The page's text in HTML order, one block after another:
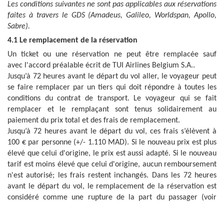
Les conditions suivantes ne sont pas applicables aux réservations
faites à travers le GDS(Amadeus, Galileo, Worldspan, Apollo,
Sabre).
4.1 Le remplacement de la réservation
Un ticket ou une réservation ne peut être remplacée sauf
avec l'accord préalable écrit de
TUI Airlines Belgium S.A..
Jusqu’à 72 heures avant le départ du vol aller, le voyageur peut
se faire remplacer par un tiers qui doit répondre à toutes les
conditions du contrat de transport. Le voyageur qui se fait
remplacer et le remplaçant sont tenus solidairement au
paiement du prix total et des frais de remplacement.
Jusqu’à 72 heures avant le départ du vol, ces frais s’élèvent à
100 € par personne (+/- 1.110 MAD). Si le nouveau prix est plus
élevé que celui d'origine, le prix est aussi adapté. Si le nouveau
tarif est moins élevé que celui d'origine, aucun remboursement
n'est autorisé; les frais restent inchangés. Dans les 72 heures
avant le départ du vol, le remplacement de la réservation est
considéré comme une rupture de la part du passager (voir